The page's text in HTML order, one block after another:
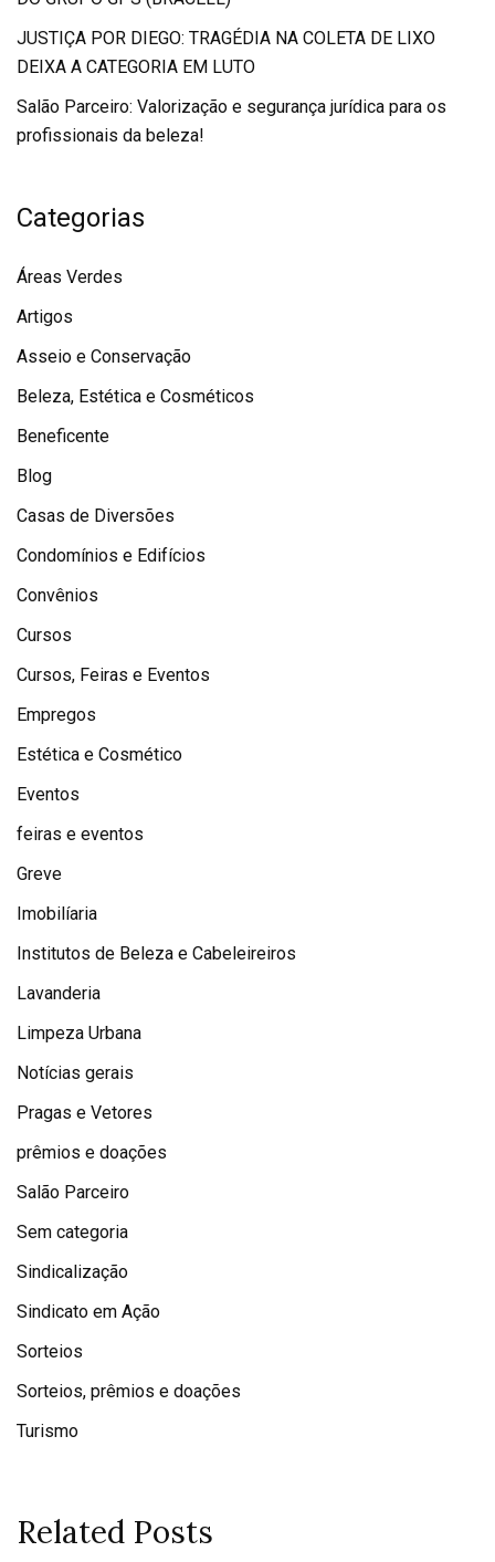
JUSTIÇA POR DIEGO: TRAGÉDIA NA COLETA DE LIXO
DEIXA A CATEGORIA EM LUTO
Salão Parceiro: Valorização e segurança jurídica para os
profissionais da beleza!
Categorias
Áreas Verdes
Artigos
Asseio e Conservação
Beleza, Estética e Cosméticos
Beneficente
Blog
Casas de Diversões
Condomínios e Edifícios
Convênios
Cursos
Cursos, Feiras e Eventos
Empregos
Estética e Cosmético
Eventos
feiras e eventos
Greve
Imobilíaria
Institutos de Beleza e Cabeleireiros
Lavanderia
Limpeza Urbana
Notícias gerais
Pragas e Vetores
prêmios e doações
Salão Parceiro
Sem categoria
Sindicalização
Sindicato em Ação
Sorteios
Sorteios, prêmios e doações
Turismo
Related Posts